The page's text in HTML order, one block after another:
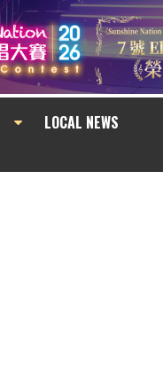
LOCAL NEWS